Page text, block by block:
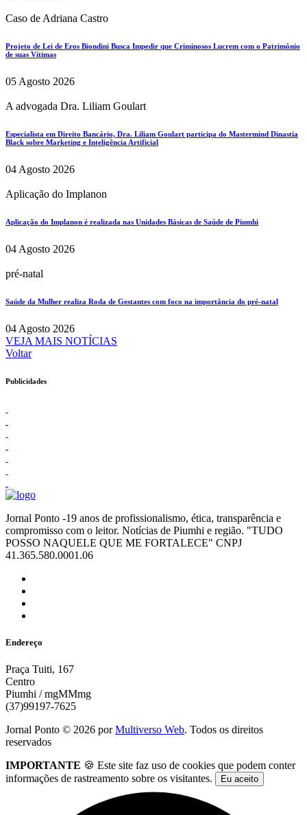
Caso de Adriana Castro
Projeto de Lei de Eros Biondini Busca Impedir que Criminosos Lucrem com o Patrimônio
de suas Vítimas
05 Agosto 2026
A advogada Dra. Liliam Goulart
Especialista em Direito Bancário, Dra. Liliam Goulart participa do Mastermind Dinastia
Black sobre Marketing e Inteligência Artificial
04 Agosto 2026
Aplicação do Implanon
Aplicação do Implanon é realizada nas Unidades Básicas de Saúde de Piumhi
04 Agosto 2026
pré-natal
Saúde da Mulher realiza Roda de Gestantes com foco na importância do pré-natal
04 Agosto 2026
VEJA MAIS NOTÍCIAS
Voltar
Publicidades
Jornal Ponto -19 anos de profissionalismo, ética, transparência e
compromisso com o leitor. Notícias de Piumhi e região. "TUDO
POSSO NAQUELE QUE ME FORTALECE" CNPJ
41.365.580.0001.06
Endereço
Praça Tuiti, 167
Centro
Piumhi / mgMMmg
(37)99197-7625
Jornal Ponto © 2026 porMultiverso Web. Todos os direitos
reservados
IMPORTANTE 🍪 Este site faz uso de cookies que podem conter
informações de rastreamento sobre os visitantes.
Eu aceito